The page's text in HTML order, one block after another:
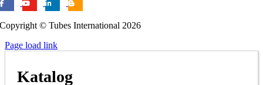
Copyright © Tubes International 2026
Page load link
Katalog